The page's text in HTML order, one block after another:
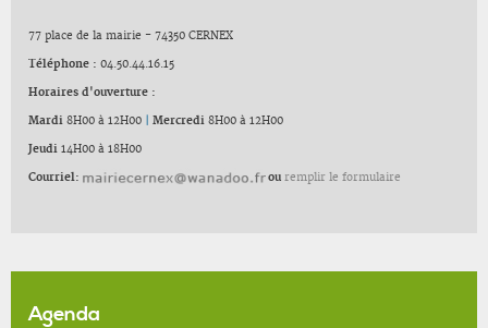
77 place de la mairie - 74350 CERNEX
Téléphone : 04.50.44.16.15
Horaires d'ouverture :
Mardi 8H00 à 12H00 Mercredi 8H00 à 12H00
Jeudi 14H00 à 18H00
Courriel: ou remplir le formulaire
Agenda